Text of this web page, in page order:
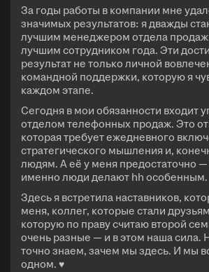
За годы работы в компании мне
значимых результатов: я дважды
лучшим менеджером отдела
лучшим сотрудником года. Эти
результат не только личной
командной поддержки, которую я
каждом этапе.
Сегодня в мои обязанности входит
отделом телефонных продаж. Это
которая требует ежедневного
стратегического мышления и,
людям. А её у меня предостаточно —
именно люди делают hh особенным.
Здесь я встретила наставников,
меня, коллег, которые стали
которую по праву считаю второй
очень разные — и в этом наша сила.
точно знаем, зачем мы здесь. И мы
одном. ♥